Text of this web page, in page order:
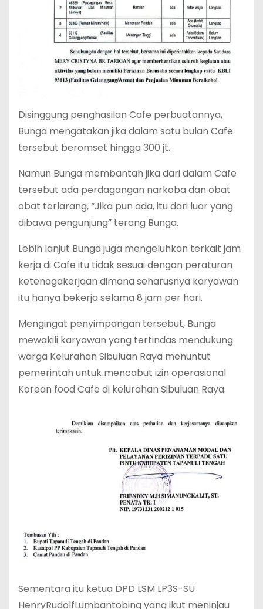
Disinggung penghasilan Cafe perbuatannya,
Bunga mengatakan jika dalam satu bulan Cafe
tersebut beromset hingga 300 jt.
Namun Bunga membantah jika dari dalam Cafe
tersebut ada perdagangan narkoba dan obat
obat terlarang, “Jika pun ada, itu dari luar yang
dibawa pengunjung” terang Bunga.
Lebih lanjut Bunga juga mengeluhkan terkait jam
kerja di Cafe itu tidak sesuai dengan peraturan
ketenagakerjaan dimana seharusnya karyawan
itu hanya bekerja selama 8 jam per hari.
Mengingat penyimpangan tersebut, Bunga
mewakili karyawan yang tertindas mendukung
warga Kelurahan Sibuluan Raya menuntut
pemerintah untuk mencabut izin operasional
Korean food Cafe di kelurahan Sibuluan Raya.
Sementara itu ketua DPD LSM LP3S-SU
HenryRudolfLumbantobing yang ikut meninjau